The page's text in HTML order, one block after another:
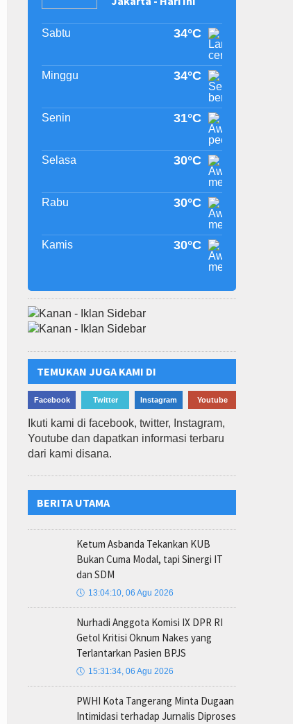
Sabtu 34°C
Minggu 34°C
Senin 31°C
Selasa 30°C
Rabu 30°C
Kamis 30°C
TEMUKAN JUGA KAMI DI
Facebook Twitter Instagram Youtube
Ikuti kami di facebook, twitter, Instagram,
Youtube dan dapatkan informasi terbaru
dari kami disana.
BERITA UTAMA
Ketum Asbanda Tekankan KUB
Bukan Cuma Modal, tapi Sinergi IT
dan SDM
🕔 13:04:10, 06 Agu 2026
Nurhadi Anggota Komisi IX DPR RI
Getol Kritisi Oknum Nakes yang
Terlantarkan Pasien BPJS
🕔 15:31:34, 06 Agu 2026
PWHI Kota Tangerang Minta Dugaan
Intimidasi terhadap Jurnalis Diproses